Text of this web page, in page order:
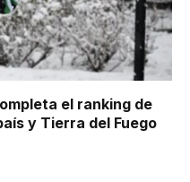
el ranking de
y Tierra del Fuego